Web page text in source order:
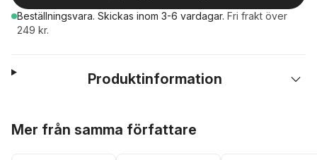
Beställningsvara. Skickas inom 3-6 vardagar. Fri frakt över
249 kr.
Produktinformation
Mer från samma författare